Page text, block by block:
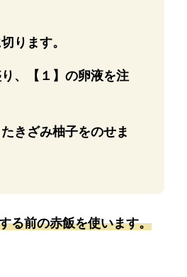
ります。
、【１】の卵液を注
きざみ柚子をのせま
る前の赤飯を使います。